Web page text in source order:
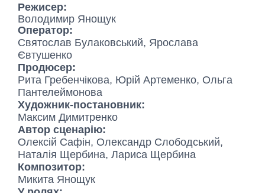
Режисер:
Володимир Янощук
Оператор:
Святослав Булаковський, Ярослава
Євтушенко
Продюсер:
Рита Гребенчікова, Юрій Артеменко, Ольга
Пантелеймонова
Художник-постановник:
Максим Димитренко
Автор сценарію:
Олексій Сафін, Олександр Слободський,
Наталія Щербина, Лариса Щербина
Композитор:
Микита Янощук